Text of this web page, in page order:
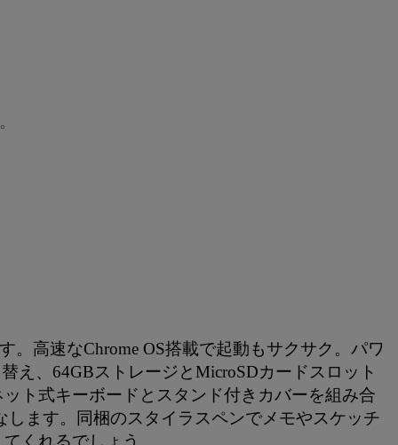
。高速なChrome OS搭載で起動もサクサク。パワ
え、64GBストレージとMicroSDカードスロット
ト式キーボードとスタンド付きカバーを組み合
ます。同梱のスタイラスペンでメモやスケッチ
くれるでしょう。